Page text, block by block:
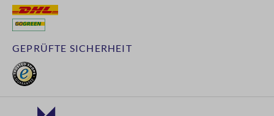
GEPRÜFTE SICHERHEIT